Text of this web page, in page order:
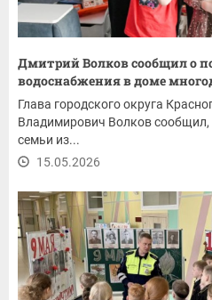
Дмитрий Волков сообщил о
водоснабжения в доме
Глава городского округа
Владимирович Волков сообщил,
семьи из...
15.05.2026